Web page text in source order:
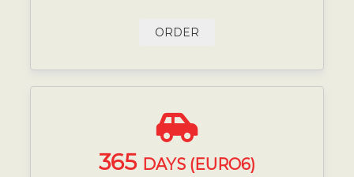
ORDER
365 DAYS (EURO6)